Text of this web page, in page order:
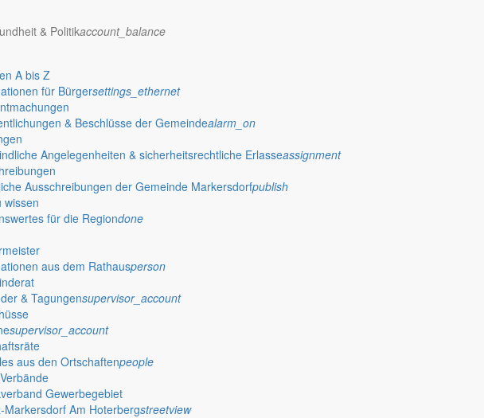
& Politikaccount_balance
A bis Z
für Bürgersettings_ethernet
& Beschlüsse der Gemeindealarm_on
Angelegenheiten & sicherheitsrechtliche Erlasseassignment
Ausschreibungen der Gemeinde Markersdorfpublish
wissen
für die Regiondone
aus dem Rathausperson
& Tagungensupervisor_account
supervisor_account
aus den Ortschaftenpeople
Gewerbegebiet
Markersdorf Am Hoterbergstreetview